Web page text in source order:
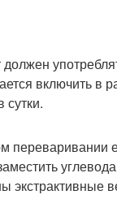
включить в
сутки.